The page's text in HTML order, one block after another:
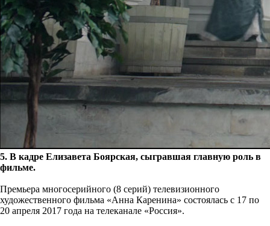
5. В кадре Елизавета Боярская, сыгравшая главную роль в
фильме.
Премьера многосерийного (8 серий) телевизионного
художественного фильма «Анна Каренина» состоялась с 17 по
20 апреля 2017 года на телеканале «Россия».